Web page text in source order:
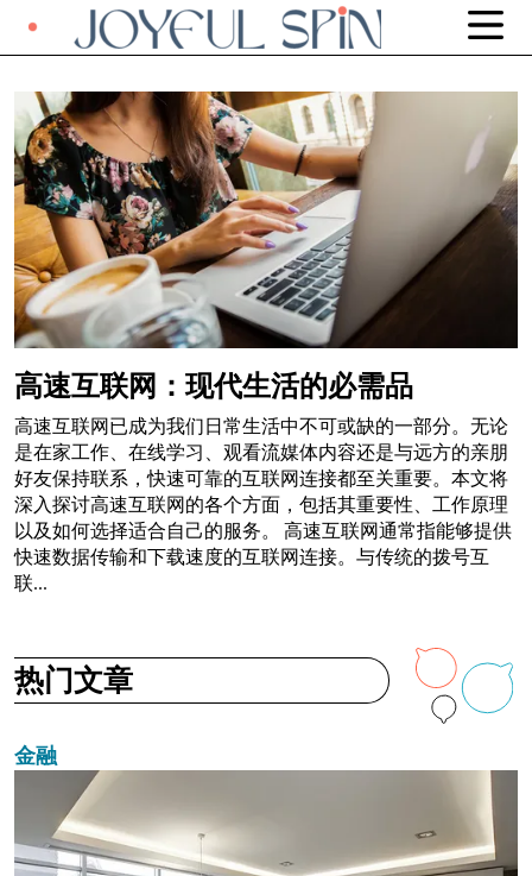
高速互联网：现代生活的必需品
高速互联网已成为我们日常生活中不可或缺的一部分。无论
是在家工作、在线学习、观看流媒体内容还是与远方的亲朋
好友保持联系，快速可靠的互联网连接都至关重要。本文将
深入探讨高速互联网的各个方面，包括其重要性、工作原理
以及如何选择适合自己的服务。 高速互联网通常指能够提供
快速数据传输和下载速度的互联网连接。与传统的拨号互
联...
热门文章
金融